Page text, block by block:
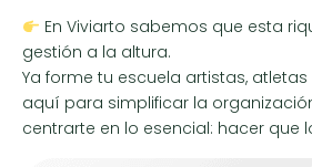
En Viviarto sabemos que esta
gestión a la altura.
Ya forme tu escuela artistas,
aquí para simplificar la
centrarte en lo esencial: hacer que